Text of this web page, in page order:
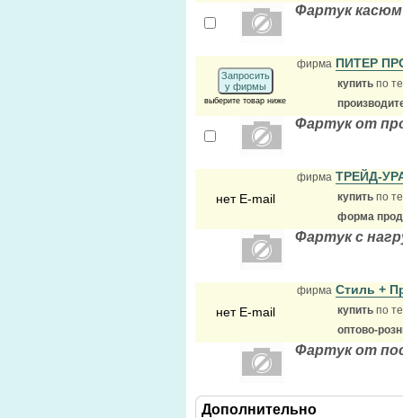
Фартук касюм
Запросить
у фирмы
выберите товар ниже
фирма ПИТЕР
купить по
Фартук от
нет E-mail
фирма ТРЕЙД-
купить по
форма
Фартук с
нет E-mail
фирма Стиль +
купить по
оптово-
Фартук от
Дополнительно